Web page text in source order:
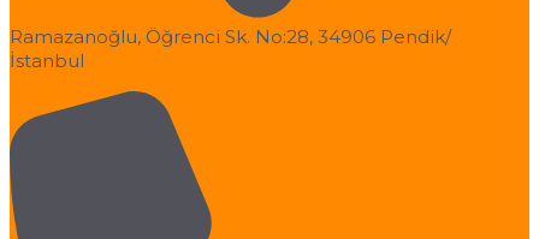
Ramazanoğlu, Öğrenci Sk. No:28, 34906 Pendik/
İstanbul